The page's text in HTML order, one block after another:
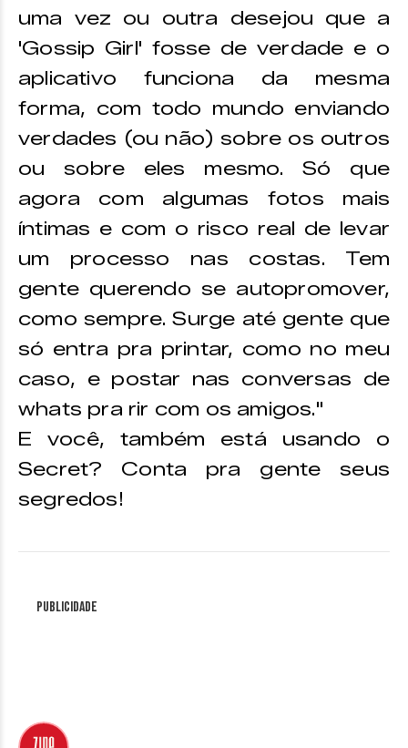
uma vez ou outra desejou que a
'Gossip Girl' fosse de verdade e o
aplicativo funciona da mesma
forma, com todo mundo enviando
verdades (ou não) sobre os outros
ou sobre eles mesmo. Só que
agora com algumas fotos mais
íntimas e com o risco real de levar
um processo nas costas. Tem
gente querendo se autopromover,
como sempre. Surge até gente que
só entra pra printar, como no meu
caso, e postar nas conversas de
whats pra rir com os amigos."
E você, também está usando o
Secret? Conta pra gente seus
segredos!
Publicidade